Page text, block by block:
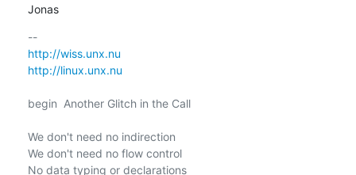
Jonas
http://wiss.unx.nu
http://linux.unx.nu
begin  Another Glitch in the Call
We don't need no indirection
We don't need no flow control
No data typing or declarations